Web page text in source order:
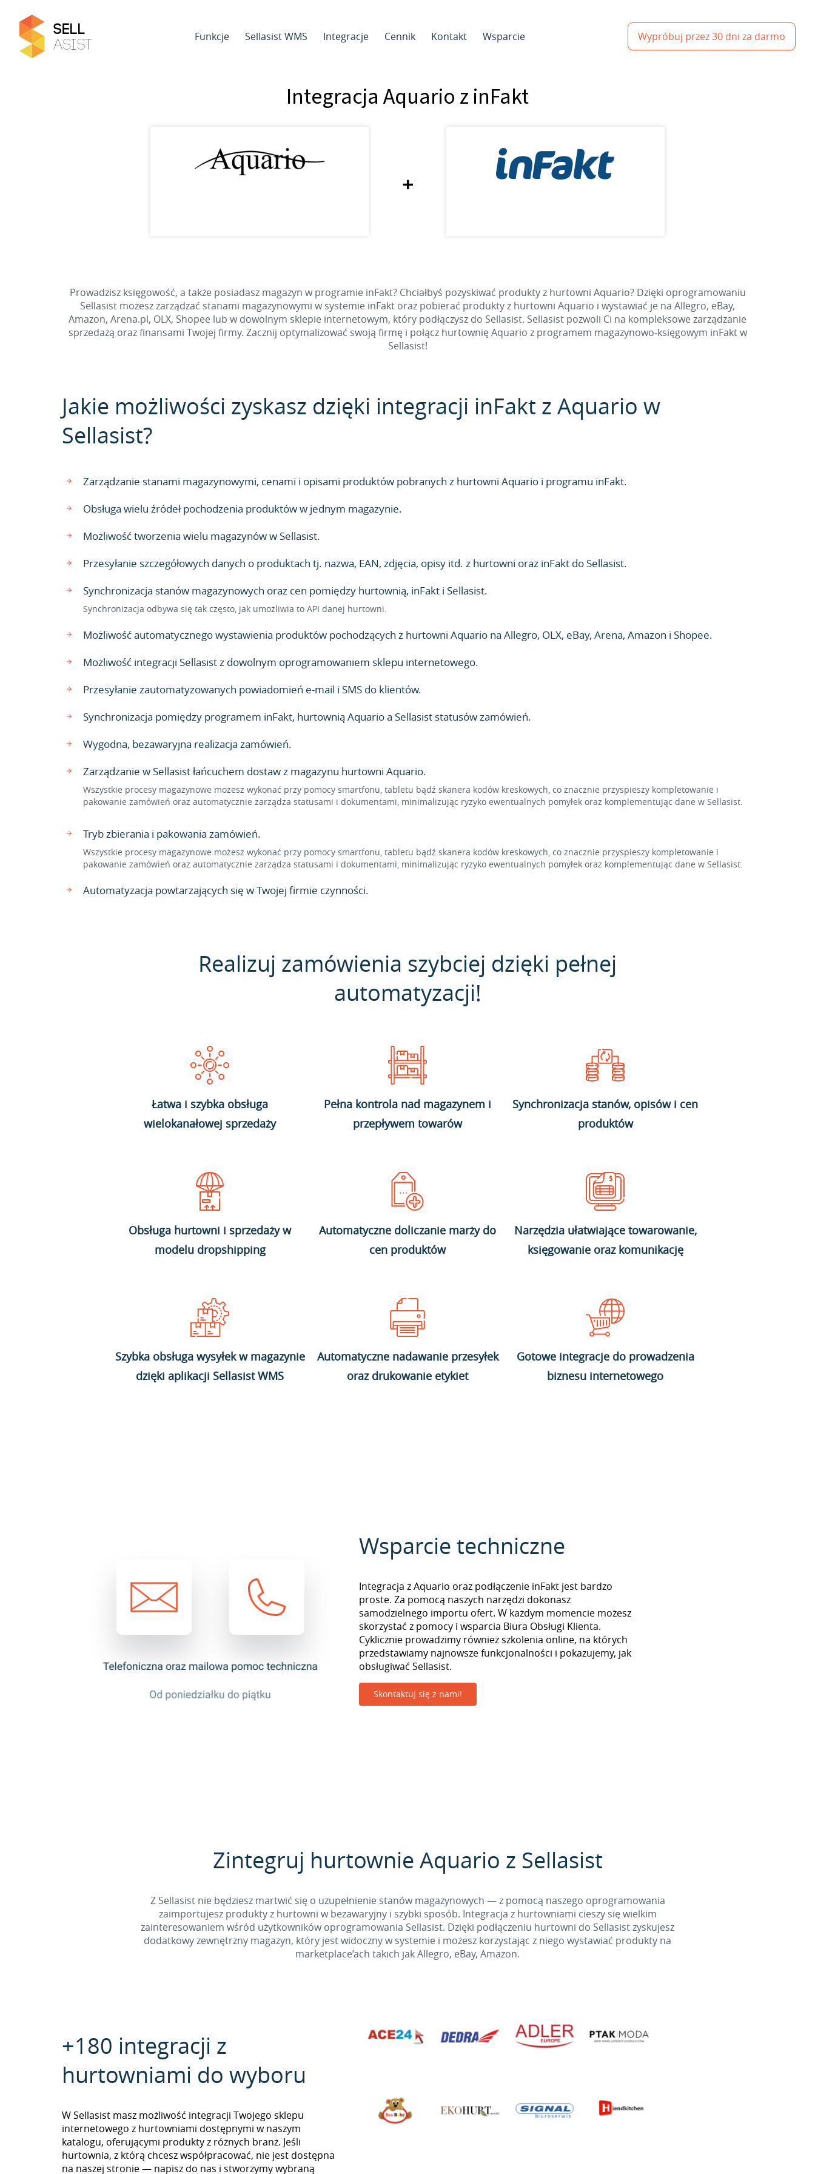
Funkcje Sellasist WMS Integracje Cennik Kontakt Wsparcie Wypróbuj przez 30 dni za darmo
Integracja Aquario z inFakt
+
Prowadzisz księgowość, a także posiadasz magazyn w programie inFakt? Chciałbyś pozyskiwać produkty z hurtowni Aquario? Dzięki oprogramowaniu
Sellasist możesz zarządzać stanami magazynowymi w systemie inFakt oraz pobierać produkty z hurtowni Aquario i wystawiać je na Allegro, eBay,
Amazon, Arena.pl, OLX, Shopee lub w dowolnym sklepie internetowym, który podłączysz do Sellasist. Sellasist pozwoli Ci na kompleksowe zarządzanie
sprzedażą oraz finansami Twojej firmy. Zacznij optymalizować swoją firmę i połącz hurtownię Aquario z programem magazynowo-księgowym inFakt w
Sellasist!
Jakie możliwości zyskasz dzięki integracji inFakt z Aquario w
Sellasist?
Zarządzanie stanami magazynowymi, cenami i opisami produktów pobranych z hurtowni Aquario i programu inFakt.
Obsługa wielu źródeł pochodzenia produktów w jednym magazynie.
Możliwość tworzenia wielu magazynów w Sellasist.
Przesyłanie szczegółowych danych o produktach tj. nazwa, EAN, zdjęcia, opisy itd. z hurtowni oraz inFakt do Sellasist.
Synchronizacja stanów magazynowych oraz cen pomiędzy hurtownią, inFakt i Sellasist.
Synchronizacja odbywa się tak często, jak umożliwia to API danej hurtowni.
Możliwość automatycznego wystawienia produktów pochodzących z hurtowni Aquario na Allegro, OLX, eBay, Arena, Amazon i Shopee.
Możliwość integracji Sellasist z dowolnym oprogramowaniem sklepu internetowego.
Przesyłanie zautomatyzowanych powiadomień e-mail i SMS do klientów.
Synchronizacja pomiędzy programem inFakt, hurtownią Aquario a Sellasist statusów zamówień.
Wygodna, bezawaryjna realizacja zamówień.
Zarządzanie w Sellasist łańcuchem dostaw z magazynu hurtowni Aquario.
Wszystkie procesy magazynowe możesz wykonać przy pomocy smartfonu, tabletu bądź skanera kodów kreskowych, co znacznie przyspieszy kompletowanie i
pakowanie zamówień oraz automatycznie zarządza statusami i dokumentami, minimalizując ryzyko ewentualnych pomyłek oraz komplementując dane w Sellasist.
Tryb zbierania i pakowania zamówień.
Wszystkie procesy magazynowe możesz wykonać przy pomocy smartfonu, tabletu bądź skanera kodów kreskowych, co znacznie przyspieszy kompletowanie i
pakowanie zamówień oraz automatycznie zarządza statusami i dokumentami, minimalizując ryzyko ewentualnych pomyłek oraz komplementując dane w Sellasist.
Automatyzacja powtarzających się w Twojej firmie czynności.
Realizuj zamówienia szybciej dzięki pełnej
automatyzacji!
Łatwa i szybka obsługa
wielokanałowej sprzedaży
Pełna kontrola nad magazynem i
przepływem towarów
Synchronizacja stanów, opisów i cen
produktów
Obsługa hurtowni i sprzedaży w
modelu dropshipping
Automatyczne doliczanie marży do
cen produktów
Narzędzia ułatwiające towarowanie,
księgowanie oraz komunikację
Szybka obsługa wysyłek w magazynie
dzięki aplikacji Sellasist WMS
Automatyczne nadawanie przesyłek
oraz drukowanie etykiet
Gotowe integracje do prowadzenia
biznesu internetowego
Wsparcie techniczne
Integracja z Aquario oraz podłączenie inFakt jest bardzo
proste. Za pomocą naszych narzędzi dokonasz
samodzielnego importu ofert. W każdym momencie możesz
skorzystać z pomocy i wsparcia Biura Obsługi Klienta.
Cyklicznie prowadzimy również szkolenia online, na których
przedstawiamy najnowsze funkcjonalności i pokazujemy, jak
obsługiwać Sellasist.
Skontaktuj się z nami!
Zintegruj hurtownie Aquario z Sellasist
Z Sellasist nie będziesz martwić się o uzupełnienie stanów magazynowych — z pomocą naszego oprogramowania
zaimportujesz produkty z hurtowni w bezawaryjny i szybki sposób. Integracja z hurtowniami cieszy się wielkim
zainteresowaniem wśród użytkowników oprogramowania Sellasist. Dzięki podłączeniu hurtowni do Sellasist zyskujesz
dodatkowy zewnętrzny magazyn, który jest widoczny w systemie i możesz korzystając z niego wystawiać produkty na
marketplace’ach takich jak Allegro, eBay, Amazon.
+180 integracji z
hurtowniami do wyboru
W Sellasist masz możliwość integracji Twojego sklepu
internetowego z hurtowniami dostępnymi w naszym
katalogu, oferującymi produkty z różnych branż. Jeśli
hurtownia, z którą chcesz współpracować, nie jest dostępna
na naszej stronie — napisz do nas i stworzymy wybraną